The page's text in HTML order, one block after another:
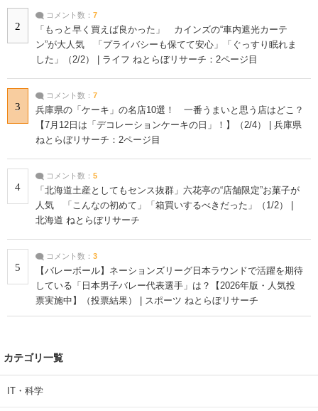
2
コメント数： 7
「もっと早く買えば良かった」 カインズの“車内遮光カーテ
ン”が大人気 「プライバシーも保てて安心」「ぐっすり眠れま
した」（2/2） | ライフ ねとらぼリサーチ：2ページ目
3
コメント数： 7
兵庫県の「ケーキ」の名店10選！ 一番うまいと思う店はどこ？
【7月12日は「デコレーションケーキの日」！】（2/4） | 兵庫県
ねとらぼリサーチ：2ページ目
4
コメント数： 5
「北海道土産としてもセンス抜群」六花亭の“店舗限定”お菓子が
人気 「こんなの初めて」「箱買いするべきだった」（1/2） |
北海道 ねとらぼリサーチ
5
コメント数： 3
【バレーボール】ネーションズリーグ日本ラウンドで活躍を期待
している「日本男子バレー代表選手」は？【2026年版・人気投
票実施中】（投票結果） | スポーツ ねとらぼリサーチ
カテゴリ一覧
IT・科学